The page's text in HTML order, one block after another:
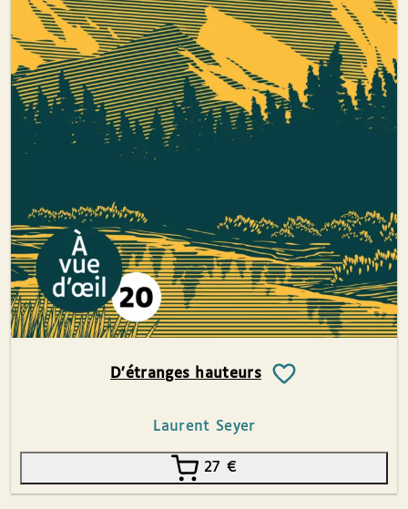
D’étranges hauteurs
Laurent Seyer
27 €